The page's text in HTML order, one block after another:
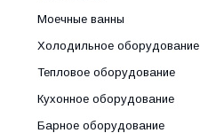
Моечные ванны
Холодильное оборудование
Тепловое оборудование
Кухонное оборудование
Барное оборудование